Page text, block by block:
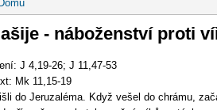
Domů
- náboženství proti
J 4,19-26; J 11,47-53
Mk 11,15-19
do Jeruzaléma. Když vešel do chrámu,